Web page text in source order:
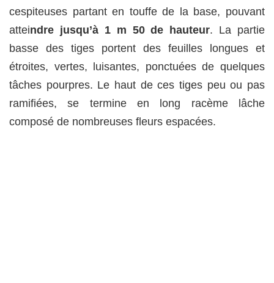
cespiteuses partant en touffe de la base, pouvant
atteindre jusqu’à 1 m 50 de hauteur. La partie
basse des tiges portent des feuilles longues et
étroites, vertes, luisantes, ponctuées de quelques
tâches pourpres. Le haut de ces tiges peu ou pas
ramifiées, se termine en long racème lâche
composé de nombreuses fleurs espacées.